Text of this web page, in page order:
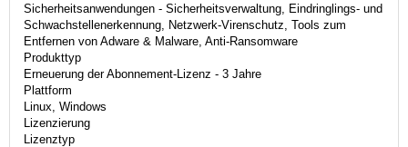
Sicherheitsanwendungen - Sicherheitsverwaltung, Eindringlings- und
Schwachstellenerkennung, Netzwerk-Virenschutz, Tools zum
Entfernen von Adware & Malware, Anti-Ransomware
Produkttyp
Erneuerung der Abonnement-Lizenz - 3 Jahre
Plattform
Linux, Windows
Lizenzierung
Lizenztyp